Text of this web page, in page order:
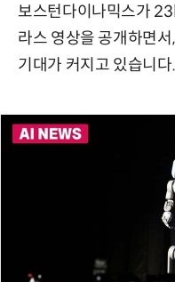
보스턴다이나믹스가
라스 영상을 공개하면
기대가 커지고 있습니다.